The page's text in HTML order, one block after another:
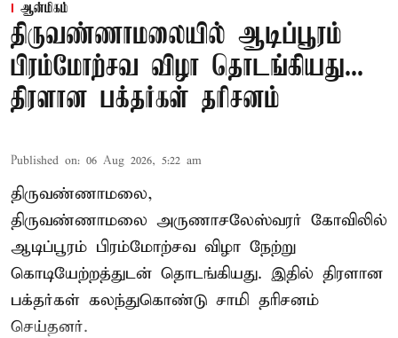
ஆன்மிகம்
திருவண்ணாமலையில் ஆடிப்பூரம்
பிரம்மோற்சவ விழா தொடங்கியது...
திரளான பக்தர்கள் தரிசனம்
Published on: 06 Aug 2026, 5:22 am
திருவண்ணாமலை,
திருவண்ணாமலை அருணாசலேஸ்வரர் கோவிலில்
ஆடிப்பூரம் பிரம்மோற்சவ விழா நேற்று
கொடியேற்றத்துடன் தொடங்கியது. இதில் திரளான
பக்தர்கள் கலந்துகொண்டு சாமி தரிசனம்
செய்தனர்.